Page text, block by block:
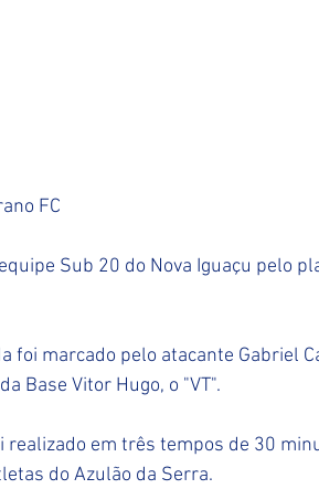
FC
Sub 20 do Nova Iguaçu pelo
foi marcado pelo atacante Gabriel
Base Vitor Hugo, o "VT".
realizado em três tempos de 30
do Azulão da Serra.